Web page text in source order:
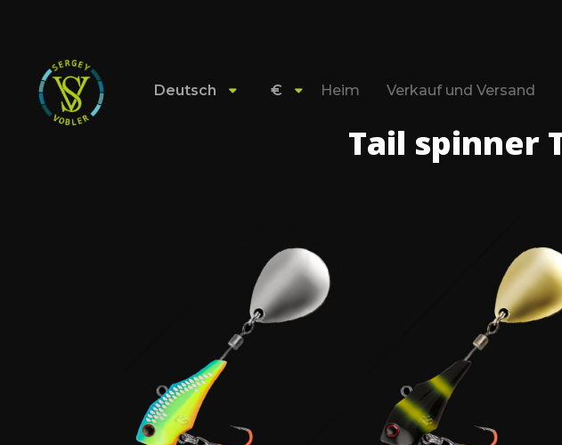
Deutsch € Heim Verkauf und Versand
Tail spinner